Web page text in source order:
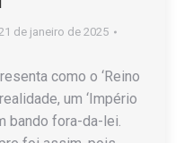
de janeiro de 2025
como o ‘Reino
um ‘Império
bando fora-da-lei.